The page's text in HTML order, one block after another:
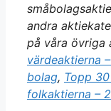
andra
på våra övriga
värdeaktierna
bolag, Topp
folkaktierna –